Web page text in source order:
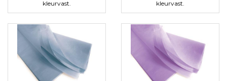
kleurvast.
kleurvast.